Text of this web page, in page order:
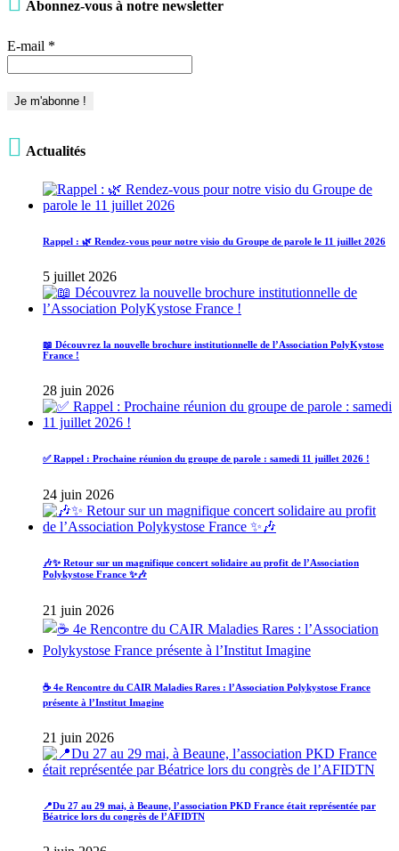
Abonnez-vous à notre newsletter
E-mail *
 Actualités
Rappel : 🌿 Rendez-vous pour notre visio du Groupe de parole le 11 juillet 2026
5 juillet 2026
📖 Découvrez la nouvelle brochure institutionnelle de l’Association PolyKystose
France !
28 juin 2026
✅ Rappel : Prochaine réunion du groupe de parole : samedi 11 juillet 2026 !
24 juin 2026
🎶✨ Retour sur un magnifique concert solidaire au profit de l’Association
Polykystose France ✨🎶
21 juin 2026
☕ 4e Rencontre du CAIR Maladies Rares : l’Association Polykystose France
présente à l’Institut Imagine
21 juin 2026
📍Du 27 au 29 mai, à Beaune, l’association PKD France était représentée par
Béatrice lors du congrès de l’AFIDTN